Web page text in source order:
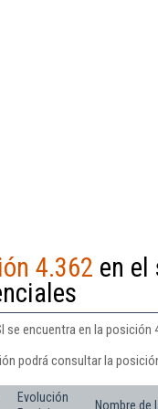
4.362 en
se encuentra en la
podrá consultar la
Evolución
Nombre de